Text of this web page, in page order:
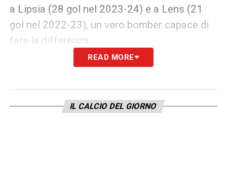
a Lipsia (28 gol nel 2023-24) e a Lens (21
gol nel 2022-23), un vero bomber capace di
fare la differenza.
La crisi di Openda si inserisce in un
per la Juventus.Le altre punte non se la
passano meglio: Jonathan David è fermo a
READ MORE
IL CALCIO DEL GIORNO